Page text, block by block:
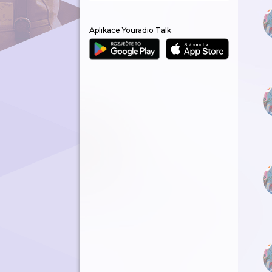
Aplikace Youradio Talk